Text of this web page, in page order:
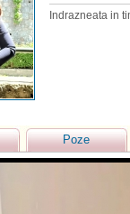
Indrazneata in
Poze